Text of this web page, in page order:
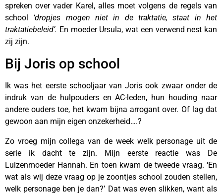
spreken over vader Karel, alles moet volgens de regels van
school ‘dropjes mogen niet in de traktatie, staat in het
traktatiebeleid’. En moeder Ursula, wat een verwend nest kan
zij zijn.
Bij Joris op school
Ik was het eerste schooljaar van Joris ook zwaar onder de
indruk van de hulpouders en AC-leden, hun houding naar
andere ouders toe, het kwam bijna arrogant over. Of lag dat
gewoon aan mijn eigen onzekerheid….?
Zo vroeg mijn collega van de week welk personage uit de
serie ik dacht te zijn. Mijn eerste reactie was De
Luizenmoeder Hannah. En toen kwam de tweede vraag. ‘En
wat als wij deze vraag op je zoontjes school zouden stellen,
welk personage ben je dan?’ Dat was even slikken, want als